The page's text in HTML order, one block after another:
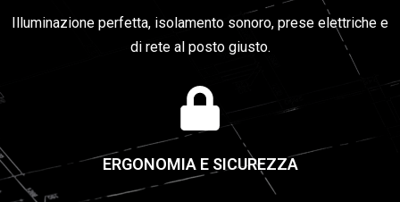
Illuminazione perfetta, isolamento sonoro, prese elettriche e
di rete al posto giusto.
ERGONOMIA E SICUREZZA